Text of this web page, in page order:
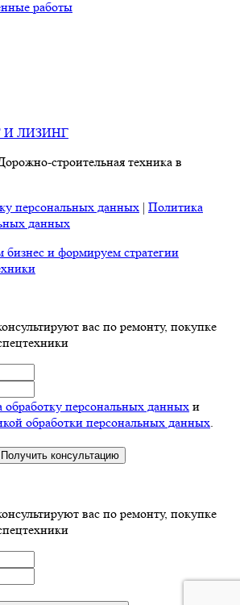
работы
И ЛИЗИНГ
строительная техника в
персональных данных | Политика
данных
и формируем стратегии
вас по ремонту, покупке
обработку персональных данных и
обработки персональных данных.
вас по ремонту, покупке